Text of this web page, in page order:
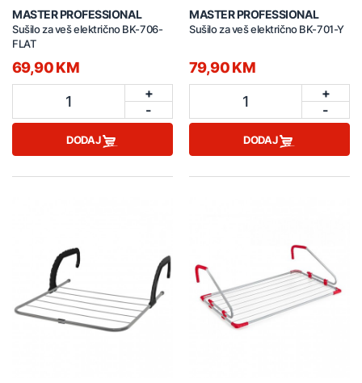
MASTER PROFESSIONAL
Sušilo za veš električno BK-706-
FLAT
69,90 KM
1
+
-
DODAJ
MASTER PROFESSIONAL
Sušilo za veš električno BK-701-Y
79,90 KM
1
+
-
DODAJ